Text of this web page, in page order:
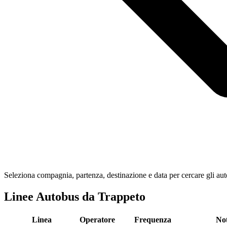
Seleziona compagnia, partenza, destinazione e data per cercare gli
Linee Autobus da Trappeto
Linea Operatore Frequenza